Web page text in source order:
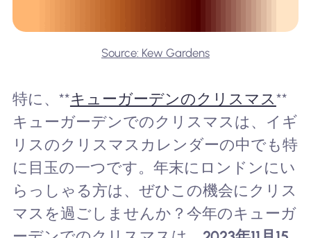
Source: Kew Gardens
特に、**キューガーデンのクリスマス**
キューガーデンでのクリスマスは、イギ
リスのクリスマスカレンダーの中でも特
に目玉の一つです。年末にロンドンにい
らっしゃる方は、ぜひこの機会にクリス
マスを過ごしませんか？今年のキューガ